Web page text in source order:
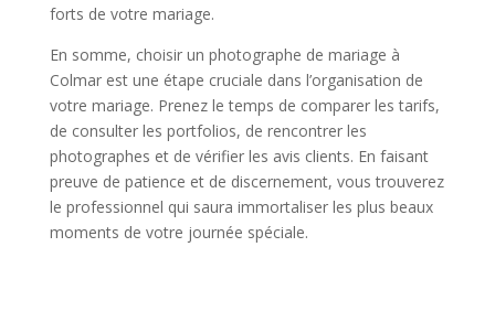
forts de votre mariage.
En somme, choisir un photographe de mariage à
Colmar est une étape cruciale dans l’organisation de
votre mariage. Prenez le temps de comparer les tarifs,
de consulter les portfolios, de rencontrer les
photographes et de vérifier les avis clients. En faisant
preuve de patience et de discernement, vous trouverez
le professionnel qui saura immortaliser les plus beaux
moments de votre journée spéciale.